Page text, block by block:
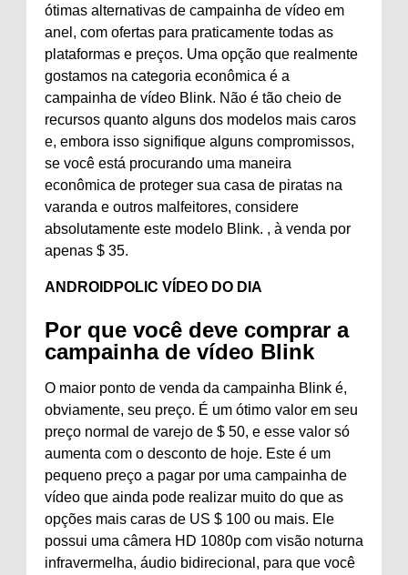
ótimas alternativas de campainha de vídeo em
anel, com ofertas para praticamente todas as
plataformas e preços. Uma opção que realmente
gostamos na categoria econômica é a
campainha de vídeo Blink. Não é tão cheio de
recursos quanto alguns dos modelos mais caros
e, embora isso signifique alguns compromissos,
se você está procurando uma maneira
econômica de proteger sua casa de piratas na
varanda e outros malfeitores, considere
absolutamente este modelo Blink. , à venda por
apenas $ 35.
ANDROIDPOLIC VÍDEO DO DIA
Por que você deve comprar a
campainha de vídeo Blink
O maior ponto de venda da campainha Blink é,
obviamente, seu preço. É um ótimo valor em seu
preço normal de varejo de $ 50, e esse valor só
aumenta com o desconto de hoje. Este é um
pequeno preço a pagar por uma campainha de
vídeo que ainda pode realizar muito do que as
opções mais caras de US $ 100 ou mais. Ele
possui uma câmera HD 1080p com visão noturna
infravermelha, áudio bidirecional, para que você